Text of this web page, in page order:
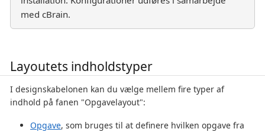
med cBrain.
Layoutets indholdstyper
I designskabelonen kan du vælge mellem fire typer af
indhold på fanen "Opgavelayout":
Opgave, som bruges til at definere hvilken opgave fra